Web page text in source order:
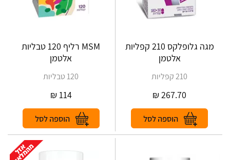
מגה גלופלקס 210 קפליות
אלטמן
210 קפליות
267.70
₪
MSM רליף 120 טבליות
אלטמן
120 טבליות
114
₪